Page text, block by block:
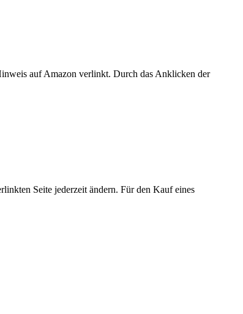
auf Amazon verlinkt. Durch das Anklicken der
Seite jederzeit ändern. Für den Kauf eines